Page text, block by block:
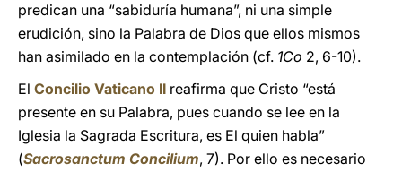
predican una “sabiduría humana”, ni una simple
erudición, sino la Palabra de Dios que ellos mismos
han asimilado en la contemplación (cf. 1Co 2, 6-10).
El Concilio Vaticano II reafirma que Cristo “está
presente en su Palabra, pues cuando se lee en la
Iglesia la Sagrada Escritura, es El quien habla”
(Sacrosanctum Concilium, 7). Por ello es necesario